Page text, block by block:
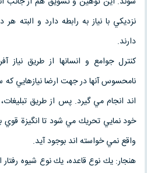
نزديكي با نياز به رابطه دارد و البته هر
دارند.
كنترل جوامع و انسانها از طريق نياز
نامحسوس آنها در جهت ارضا نيازهايي كه
اند انجام مي گيرد. پس از طريق
خود نمايي تحريك مي شود تا انگيزة قوي
واقع نمي خواسته اند بوجود آيد.
هنجار: يك نوع قاعده، يك نوع شيوه